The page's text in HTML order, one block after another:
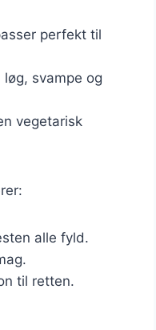
perfekt til
svampe og
vegetarisk
alle fyld.
til retten.